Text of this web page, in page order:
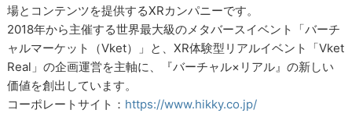
場とコンテンツを提供するXRカンパニーです。
2018年から主催する世界最大級のメタバースイベント「バーチ
ャルマーケット（Vket）」と、XR体験型リアルイベント「Vket
Real」の企画運営を主軸に、『バーチャル×リアル』の新しい
価値を創出しています。
コーポレートサイト： https://www.hikky.co.jp/